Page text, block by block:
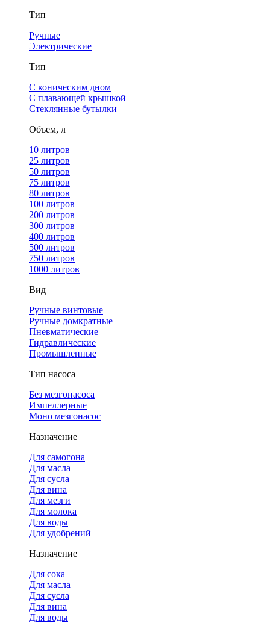
Тип
Ручные
Электрические
Тип
С коническим дном
С плавающей крышкой
Стеклянные бутылки
Объем, л
10 литров
25 литров
50 литров
75 литров
80 литров
100 литров
200 литров
300 литров
400 литров
500 литров
750 литров
1000 литров
Вид
Ручные винтовые
Ручные домкратные
Пневматические
Гидравлические
Промышленные
Тип насоса
Без мезгонасоса
Импеллерные
Моно мезгонасос
Назначение
Для самогона
Для масла
Для сусла
Для вина
Для мезги
Для молока
Для воды
Для удобрений
Назначение
Для сока
Для масла
Для сусла
Для вина
Для воды